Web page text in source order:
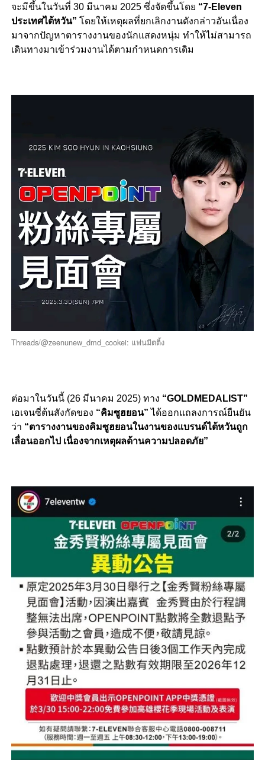
จะมีขึ้นในวันที่ 30 มีนาคม 2025 ซึ่งจัดขึ้นโดย “7-Eleven
ประเทศไต้หวัน” โดยให้เหตุผลที่ยกเลิกงานดังกล่าวอันเนื่อง
มาจากปัญหาตารางงานของนักแสดงหนุ่ม ทำให้ไม่สามารถ
เดินทางมาเข้าร่วมงานได้ตามกำหนดการเดิม
Threads/@zeenunew_dmd_cookei: แฟนมีตติ้ง
ต่อมาในวันนี้ (26 มีนาคม 2025) ทาง “GOLDMEDALIST”
เอเจนซี่ต้นสังกัดของ “คิมซูฮยอน” ได้ออกแถลงการณ์ยืนยัน
ว่า “ตารางงานของคิมซูฮยอนในงานของแบรนด์ไต้หวันถูก
เลื่อนออกไป เนื่องจากเหตุผลด้านความปลอดภัย”